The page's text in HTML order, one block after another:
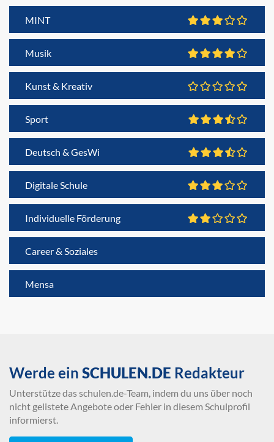
MINT
Musik
Kunst & Kreativ
Sport
Deutsch & GesWi
Digitale Schule
Individuelle Förderung
Career & Soziales
Mensa
Werde ein SCHULEN.DE Redakteur
Unterstütze das schulen.de-Team, indem du uns über noch
nicht gelistete Angebote oder Fehler in diesem Schulprofil
informierst.